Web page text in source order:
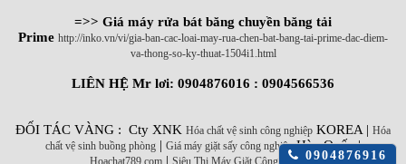
Click
0904876916
=>> Giá máy rửa bát băng chuyền băng tải
Prime http://inko.vn/vi/gia-ban-cac-loai-may-rua-chen-bat-bang-tai-prime-dac-diem-
va-thong-so-ky-thuat-1504i1.html
LIÊN HỆ Mr lơi: 0904876016 : 0904566536
ĐỐI TÁC VÀNG : Cty XNK Hóa chất vệ sinh công nghiệp KOREA | Hóa
chất vệ sinh buồng phòng | Giá máy giặt sấy công nghiệpHàn Quốc |
Hoachat789.com | Siêu Thị Máy Giặt Công Nghiệp